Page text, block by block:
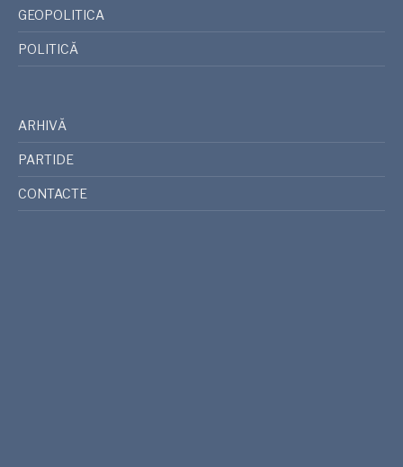
GEOPOLITICA
POLITICĂ
ARHIVĂ
PARTIDE
CONTACTE